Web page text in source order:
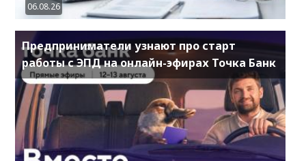
06.08.26
Предприниматели узнают про старт
работы с ЭПД на онлайн-эфирах Точка Банк